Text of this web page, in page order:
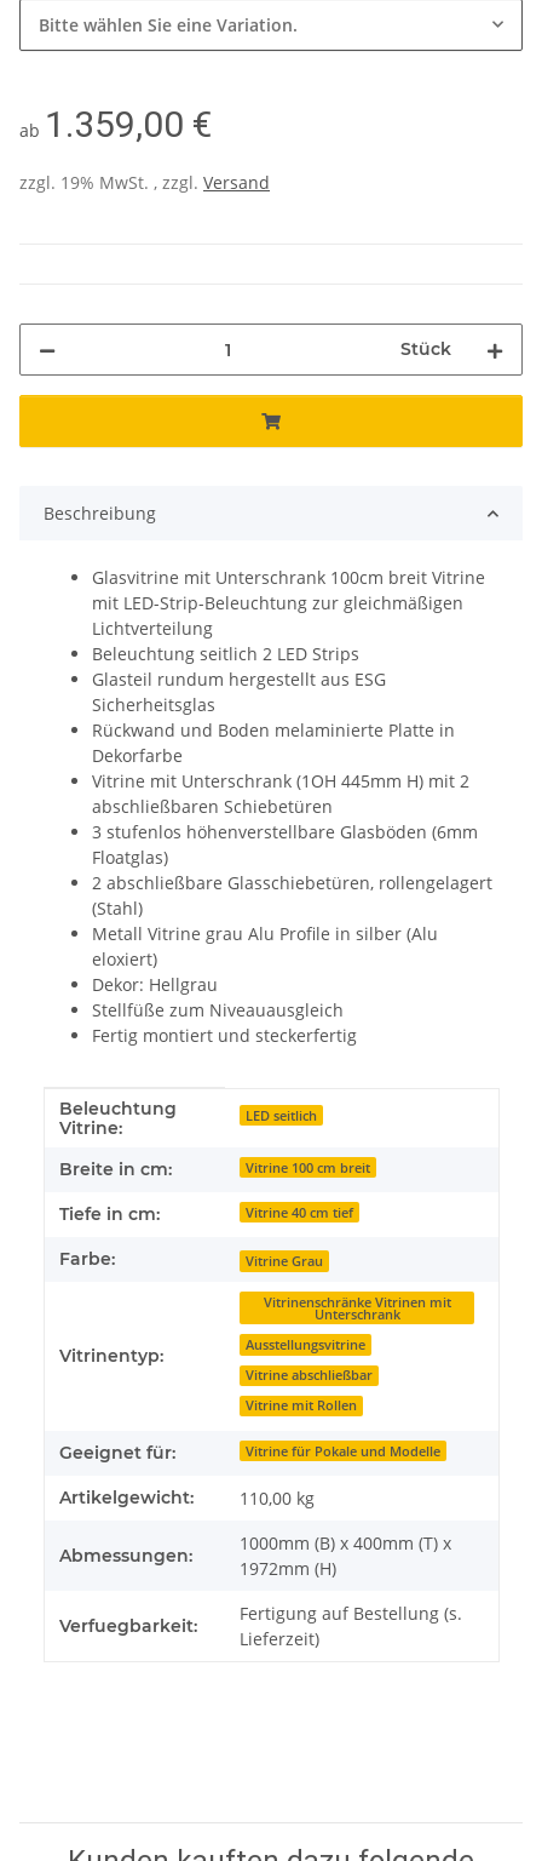
Bitte wählen Sie eine Variation.
ab 1.359,00 €
zzgl. 19% MwSt. , zzgl. Versand
Stück
Beschreibung
Glasvitrine mit Unterschrank 100cm breit Vitrine
mit LED-Strip-Beleuchtung zur gleichmäßigen
Lichtverteilung
Beleuchtung seitlich 2 LED Strips
Glasteil rundum hergestellt aus ESG
Sicherheitsglas
Rückwand und Boden melaminierte Platte in
Dekorfarbe
Vitrine mit Unterschrank (1OH 445mm H) mit 2
abschließbaren Schiebetüren
3 stufenlos höhenverstellbare Glasböden (6mm
Floatglas)
2 abschließbare Glasschiebetüren, rollengelagert
(Stahl)
Metall Vitrine grau Alu Profile in silber (Alu
eloxiert)
Dekor: Hellgrau
Stellfüße zum Niveauausgleich
Fertig montiert und steckerfertig
Produkteigenschaft
Wert
Beleuchtung
Vitrine:
LED seitlich
Breite in cm: Vitrine 100 cm breit
Tiefe in cm: Vitrine 40 cm tief
Farbe: Vitrine Grau
Vitrinentyp:
Vitrinenschränke Vitrinen mit
Unterschrank
Ausstellungsvitrine
Vitrine abschließbar
Vitrine mit Rollen
Geeignet für: Vitrine für Pokale und Modelle
Artikelgewicht: 110,00 kg
Abmessungen:
1000mm (B) x 400mm (T) x
1972mm (H)
Verfuegbarkeit:
Fertigung auf Bestellung (s.
Lieferzeit)